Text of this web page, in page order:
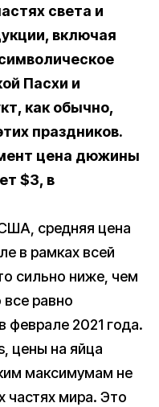
света и
включая
Пасхи и
как обычно,
праздников.
цена дюжины
$3, в
средняя цена
в рамках всей
сильно ниже, чем
равно
феврале 2021 года.
цены на яйца
максимумам не
частях мира. Это